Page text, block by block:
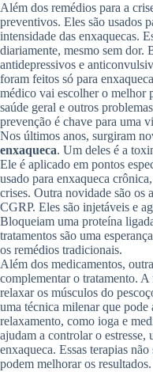
Além dos remédios para a
preventivos. Eles são usados
intensidade das enxaquecas.
diariamente, mesmo sem dor.
antidepressivos e
foram feitos só para
médico vai escolher o melhor
saúde geral e outros
prevenção é chave para uma
Nos últimos anos, surgiram
enxaqueca. Um deles é a
Ele é aplicado em pontos
usado para enxaqueca
crises. Outra novidade são os
CGRP. Eles são injetáveis e
Bloqueiam uma proteína
tratamentos são uma
os remédios tradicionais.
Além dos medicamentos,
complementar o tratamento.
relaxar os músculos do
uma técnica milenar que
relaxamento, como ioga e
ajudam a controlar o estresse,
enxaqueca. Essas terapias
podem melhorar os resultados.